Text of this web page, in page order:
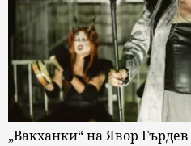
„Вакханки“ на Явор